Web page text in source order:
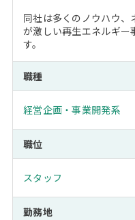
同社は多くのノウハウ、
が激しい再生エネルギー
す。
職種
経営企画・事業開発系
職位
スタッフ
勤務地